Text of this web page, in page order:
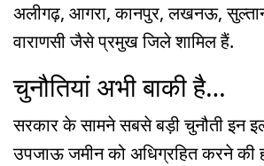
अलीगढ़, आगरा, कानपुर, लखनऊ,
वाराणसी जैसे प्रमुख जिले शामिल हैं.
चुनौतियां अभी बाकी है…
सरकार के सामने सबसे बड़ी चुनौती इन
उपजाऊ जमीन को अधिग्रहित करने की